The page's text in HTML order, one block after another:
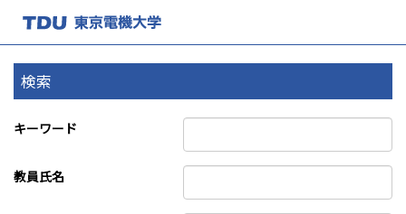
検索
キーワード
教員氏名